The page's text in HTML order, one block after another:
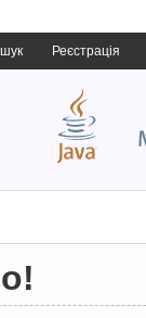
Реєстрація